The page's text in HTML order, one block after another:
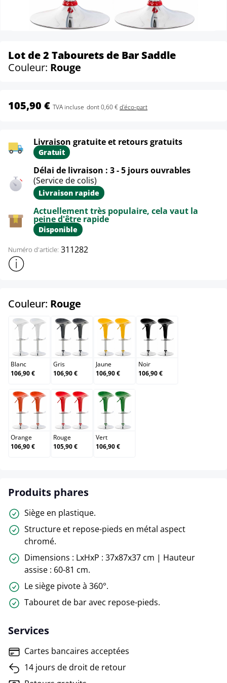
Lot de 2 Tabourets de Bar Saddle
Couleur: Rouge
105,90 € TVA incluse dont 0,60 €d'éco-part
Livraison gratuite et retours gratuits
Gratuit
Délai de livraison : 3 - 5 jours ouvrables
(Service de colis)
Livraison rapide
Actuellement très populaire, cela vaut la
peine d'être rapide
Disponible
Numéro d'article: 311282
Afficher plus d'informations sur le produit
Couleur: Rouge
Blanc
Blanc
106,90 €
Gris
Gris
106,90 €
Jaune
Jaune
106,90 €
Noir
Noir
106,90 €
Orange
Orange
106,90 €
Rouge
Rouge
105,90 €
Vert
Vert
106,90 €
Produits phares
Siège en plastique.
Structure et repose-pieds en métal aspect
chromé.
Dimensions : LxHxP : 37x87x37 cm | Hauteur
assise : 60-81 cm.
Le siège pivote à 360°.
Tabouret de bar avec repose-pieds.
Services
Cartes bancaires acceptées
14 jours de droit de retour